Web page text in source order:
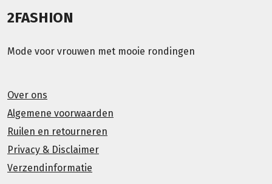
2FASHION
Mode voor vrouwen met mooie rondingen
Over ons
Algemene voorwaarden
Ruilen en retourneren
Privacy & Disclaimer
Verzendinformatie